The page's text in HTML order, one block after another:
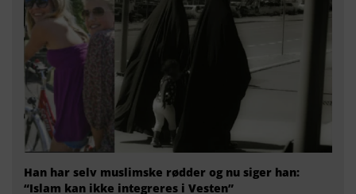
Han har selv muslimske rødder og nu siger han:
“Islam kan ikke integreres i Vesten”